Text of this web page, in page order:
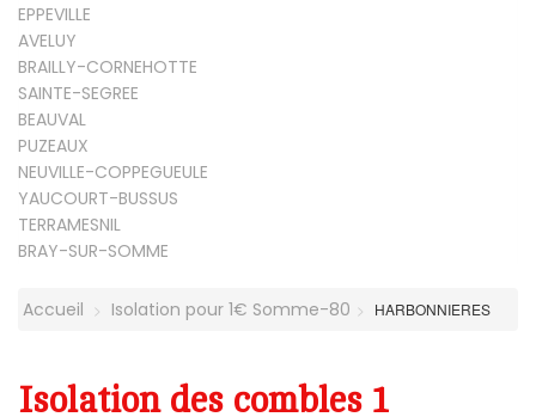
EPPEVILLE
AVELUY
BRAILLY-CORNEHOTTE
SAINTE-SEGREE
BEAUVAL
PUZEAUX
NEUVILLE-COPPEGUEULE
YAUCOURT-BUSSUS
TERRAMESNIL
BRAY-SUR-SOMME
Accueil Isolation pour 1€ Somme-80 HARBONNIERES
Isolation des combles 1